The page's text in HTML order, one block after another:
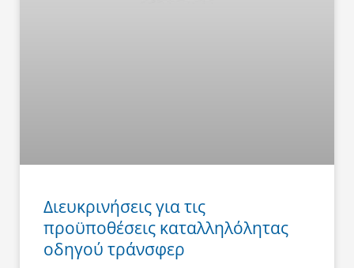
Διευκρινήσεις για τις
προϋποθέσεις καταλληλόλητας
οδηγού τράνσφερ